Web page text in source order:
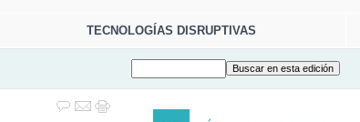
TECNOLOGÍAS DISRUPTIVAS